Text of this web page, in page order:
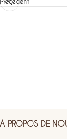
Précédent
A PROPOS DE